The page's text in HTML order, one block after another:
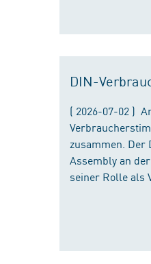
DIN-
( 2026-07-02 )
zusammen. Der
Assembly an
seiner Rolle als